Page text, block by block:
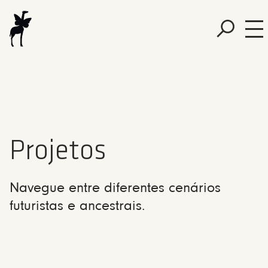
Projetos
Navegue entre diferentes cenários
futuristas e ancestrais.